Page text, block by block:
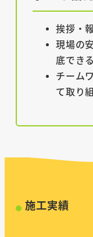
挨拶・
現場の
底でき
チーム
て取り
施工実績